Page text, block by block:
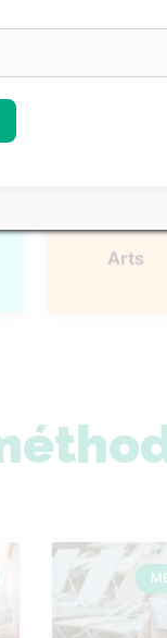
Arts